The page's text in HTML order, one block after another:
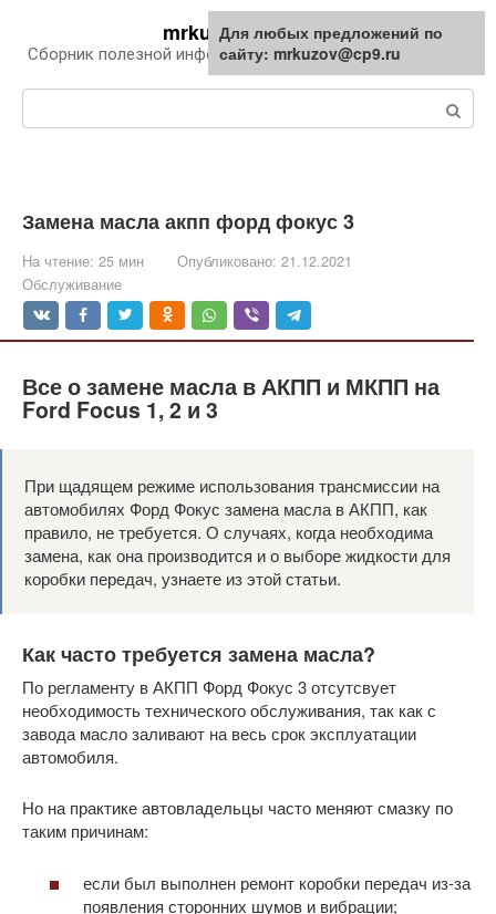
контенту
mrkuzov.ru
Сборник полезной информации про автомобили
Замена масла акпп форд фокус 3
На чтение: 25 мин Опубликовано: 21.12.2021
Обслуживание
Все о замене масла в АКПП и МКПП на
Ford Focus 1, 2 и 3
При щадящем режиме использования трансмиссии на
автомобилях Форд Фокус замена масла в АКПП, как
правило, не требуется. О случаях, когда необходима
замена, как она производится и о выборе жидкости для
коробки передач, узнаете из этой статьи.
Как часто требуется замена масла?
По регламенту в АКПП Форд Фокус 3 отсутсвует
необходимость технического обслуживания, так как с
завода масло заливают на весь срок эксплуатации
автомобиля.
Но на практике автовладельцы часто меняют смазку по
таким причинам:
если был выполнен ремонт коробки передач из-за
появления сторонних шумов и вибрации;
Для любых предложений по
сайту: mrkuzov@cp9.ru
Для любых предложений по
сайту: mrkuzov@cp9.ru